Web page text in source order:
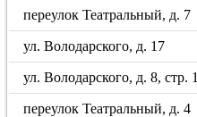
переулок Театральный, д. 7
ул. Володарского, д. 17
ул. Володарского, д. 8, стр. 1
переулок Театральный, д. 4